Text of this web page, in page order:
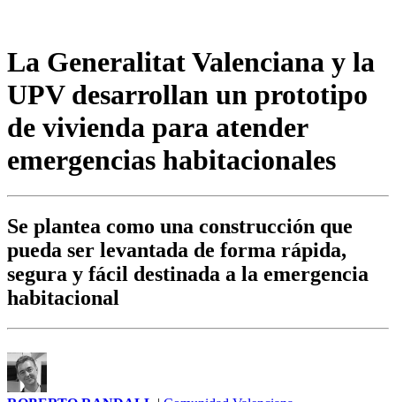
La Generalitat Valenciana y la
UPV desarrollan un prototipo
de vivienda para atender
emergencias habitacionales
Se plantea como una construcción que
pueda ser levantada de forma rápida,
segura y fácil destinada a la emergencia
habitacional